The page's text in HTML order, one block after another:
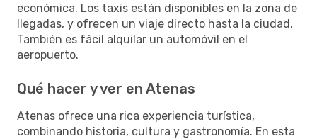
económica. Los taxis están disponibles en la zona de
llegadas, y ofrecen un viaje directo hasta la ciudad.
También es fácil alquilar un automóvil en el
aeropuerto.
Qué hacer y ver en Atenas
Atenas ofrece una rica experiencia turística,
combinando historia, cultura y gastronomía. En esta